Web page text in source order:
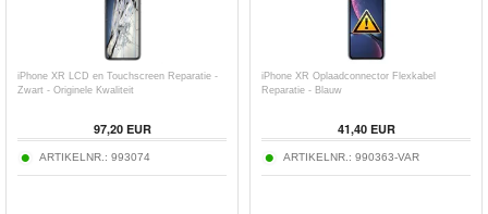
iPhone XR LCD en Touchscreen Reparatie -
Zwart - Originele Kwaliteit
97,20 EUR
ARTIKELNR.: 993074
iPhone XR Oplaadconnector Flexkabel
Reparatie - Blauw
41,40 EUR
ARTIKELNR.: 990363-VAR